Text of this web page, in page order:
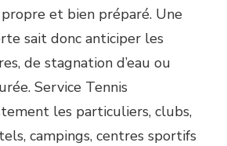
et bien préparé. Une
sait donc anticiper les
de stagnation d’eau ou
Service Tennis
les particuliers, clubs,
campings, centres sportifs